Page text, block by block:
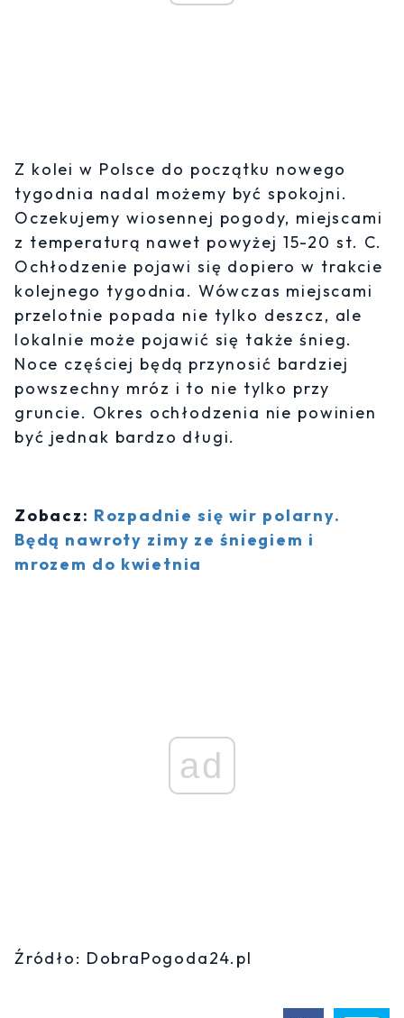
Z kolei w Polsce do początku nowego
tygodnia nadal możemy być spokojni.
Oczekujemy wiosennej pogody, miejscami
z temperaturą nawet powyżej 15-20 st. C.
Ochłodzenie pojawi się dopiero w trakcie
kolejnego tygodnia. Wówczas miejscami
przelotnie popada nie tylko deszcz, ale
lokalnie może pojawić się także śnieg.
Noce częściej będą przynosić bardziej
powszechny mróz i to nie tylko przy
gruncie. Okres ochłodzenia nie powinien
być jednak bardzo długi.
Zobacz: Rozpadnie się wir polarny.
Będą nawroty zimy ze śniegiem i
mrozem do kwietnia
ad
Źródło: DobraPogoda24.pl